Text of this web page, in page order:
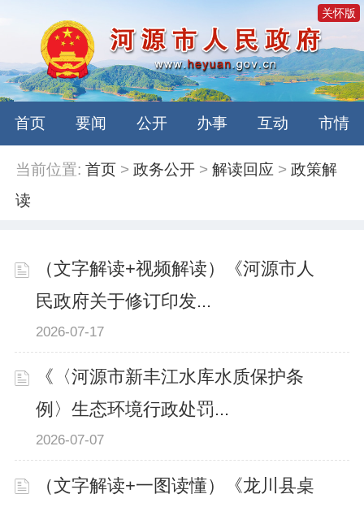
关怀版
首页 要闻 公开 办事 互动 市情
当前位置: 首页 >政务公开 >解读回应 >政策解
读
（文字解读+视频解读）《河源市人
民政府关于修订印发...
2026-07-17
《〈河源市新丰江水库水质保护条
例〉生态环境行政处罚...
2026-07-07
（文字解读+一图读懂）《龙川县桌